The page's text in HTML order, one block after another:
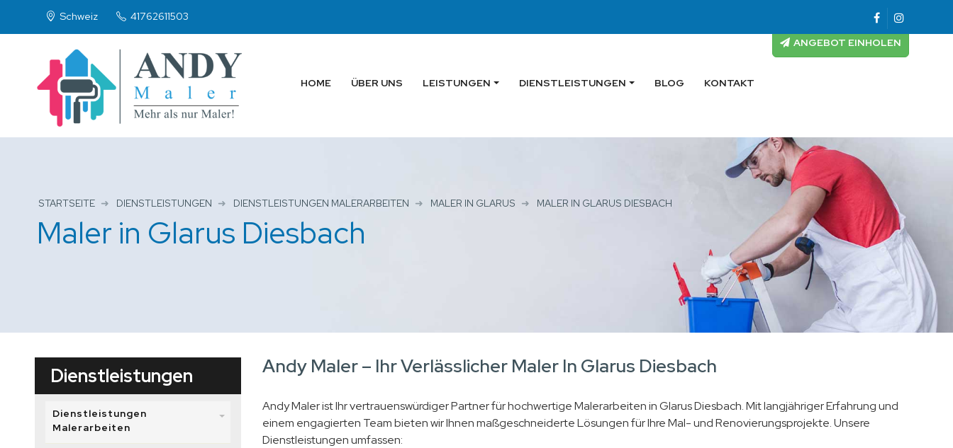
Schweiz 41762611503
HOME ÜBER UNS LEISTUNGEN DIENSTLEISTUNGEN BLOG KONTAKT
ANGEBOT EINHOLEN
STARTSEITE DIENSTLEISTUNGEN DIENSTLEISTUNGEN MALERARBEITEN MALER IN GLARUS MALER IN GLARUS DIESBACH
Maler in Glarus Diesbach
Andy Maler – Ihr Verlässlicher Maler In Glarus Diesbach
Andy Maler ist Ihr vertrauenswürdiger Partner für hochwertige Malerarbeiten in Glarus Diesbach. Mit langjähriger Erfahrung und
einem engagierten Team bieten wir Ihnen maßgeschneiderte Lösungen für Ihre Mal- und Renovierungsprojekte. Unsere
Dienstleistungen umfassen:
Dienstleistungen
Dienstleistungen
Malerarbeiten